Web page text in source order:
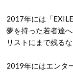
2017年には「
夢を持った若者達
リストにまで残る
2019年にはエンタ